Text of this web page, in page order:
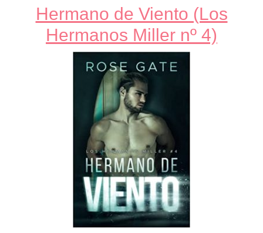
Hermano de Viento (Los
Hermanos Miller nº 4)